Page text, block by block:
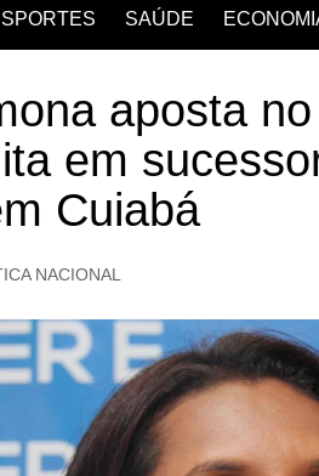
SAÚDE
aposta
em
Cuiabá
NACIONAL